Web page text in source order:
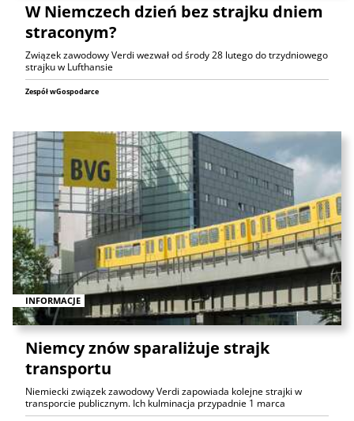
W Niemczech dzień bez strajku dniem
straconym?
Związek zawodowy Verdi wezwał od środy 28 lutego do trzydniowego
strajku w Lufthansie
Zespół wGospodarce
INFORMACJE
Niemcy znów sparaliżuje strajk
transportu
Niemiecki związek zawodowy Verdi zapowiada kolejne strajki w
transporcie publicznym. Ich kulminacja przypadnie 1 marca